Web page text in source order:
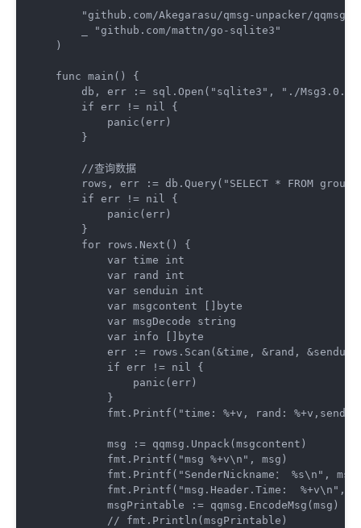
"github.com/Akegarasu/qmsg-unpacker/qqmsg"
"github.com/mattn/go-sqlite3"
)
func main ()
{
    db, err := sql.Open(
"sqlite3" ,
"./
if err != nil {
        panic(err)
    }
//查询数据
    rows, err := db.Query(
"SELECT * FROM
if err != nil {
        panic(err)
    }
for rows.Next() {
var time int
var rand int
var senduin int
var msgcontent []
byte
var msgDecode string
var info []
byte
err := rows.Scan(&time, &rand,
if err != nil {
            panic(err)
        }
        fmt.Printf(
"time: %+v, rand:
        msg := qqmsg.Unpack(msgcontent)
        fmt.Printf(
"msg %+v\n" , msg)
        fmt.Printf(
"SenderNickname： %s\n" ,
        fmt.Printf(
"msg.Header.Time:  %+v\n" ,
        msgPrintable := qqmsg.EncodeMsg(msg)
// fmt.Println(msgPrintable)